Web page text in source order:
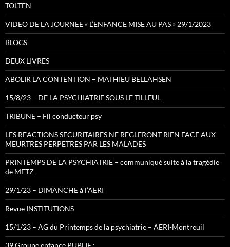
TOLTEN
VIDEO DE LA JOURNEE « L’ENFANCE MISE AU PAS » 29/1/2023
BLOGS
DEUX LIVRES
ABOLIR LA CONTENTION – MATHIEU BELLAHSEN
15/8/23 – DE LA PSYCHIATRIE SOUS LE TILLEUL
TRIBUNE – Fil conducteur psy
LES REACTIONS SECURITAIRES NE REGLERONT RIEN FACE AUX
MEURTRES PERPETRES PAR LES MALADES
PRINTEMPS DE LA PSYCHIATRIE – communiqué suite à la tragédie
de METZ
29/1/23 – DIMANCHE à l’AERI
Revue INSTITUTIONS
15/1/23 – AG du Printemps de la psychiatrie – AERI-Montreuil
39 Groupe enfance PUBLIE :